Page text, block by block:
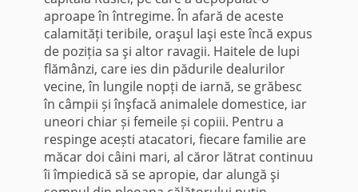
aproape în întregime. În afară de aceste
calamități teribile, oraşul Iaşi este încă expus
de poziția sa şi altor ravagii. Haitele de lupi
flămânzi, care ies din pădurile dealurilor
vecine, în lungile nopți de iarnă, se grăbesc
în câmpii și înşfacă animalele domestice, iar
uneori chiar și femeile și copiii. Pentru a
respinge acești atacatori, fiecare familie are
măcar doi câini mari, al căror lătrat continuu
îi împiedică să se apropie, dar alungă şi